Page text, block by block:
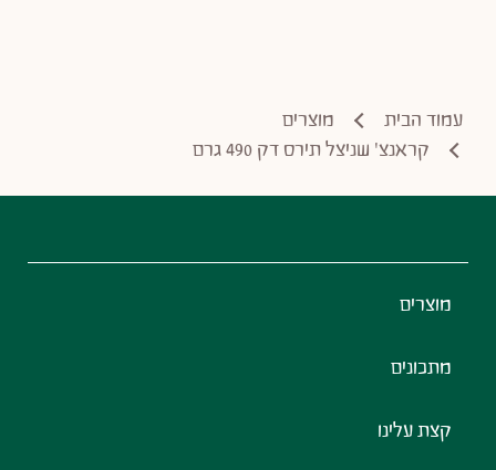
עמוד הבית
מוצרים
קראנצ' שניצל תירס דק 490 גרם
מוצרים
מתכונים
קצת עלינו